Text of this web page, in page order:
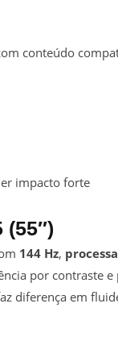
conteúdo
impacto forte
(55″)
144 Hz,
por contraste
diferença em